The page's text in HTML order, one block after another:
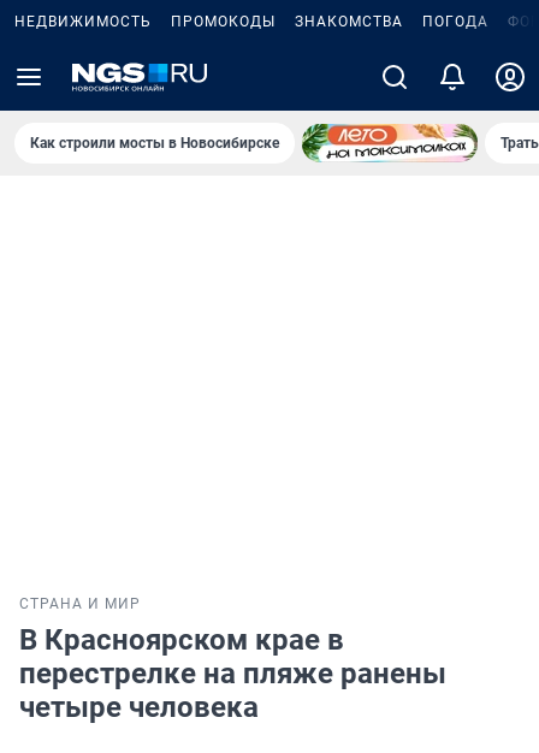
НЕДВИЖИМОСТЬ ПРОМОКОДЫ ЗНАКОМСТВА ПОГОДА
Как строили мосты в Новосибирске
СТРАНА И МИР
В Красноярском крае в
перестрелке на пляже ранены
четыре человека